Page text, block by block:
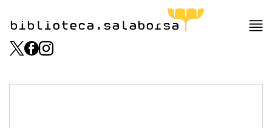
biblioteca.salaborsa